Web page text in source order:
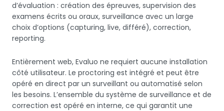
d’évaluation : création des épreuves, supervision des
examens écrits ou oraux, surveillance avec un large
choix d’options (capturing, live, différé), correction,
reporting.
Entièrement web, Evaluo ne requiert aucune installation
côté utilisateur. Le proctoring est intégré et peut être
opéré en direct par un surveillant ou automatisé selon
les besoins. L’ensemble du système de surveillance et de
correction est opéré en interne, ce qui garantit une